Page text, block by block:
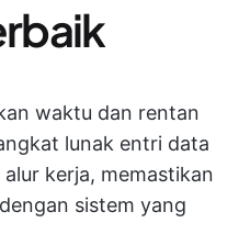
waktu dan rentan
lunak entri data
kerja, memastikan
sistem yang